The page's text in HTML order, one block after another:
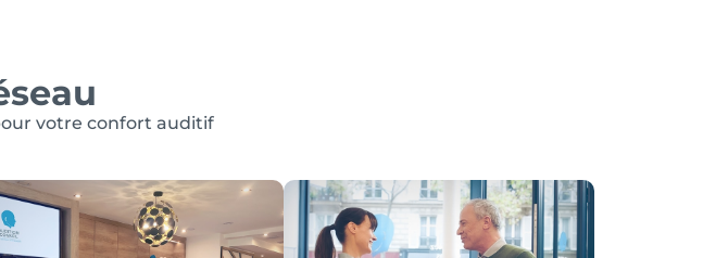
votre confort auditif